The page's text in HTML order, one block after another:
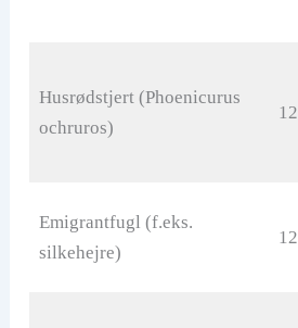
Husrødstjert (Phoenicurus
ochruros)
12
Emigrantfugl (f.eks.
silkehejre)
12